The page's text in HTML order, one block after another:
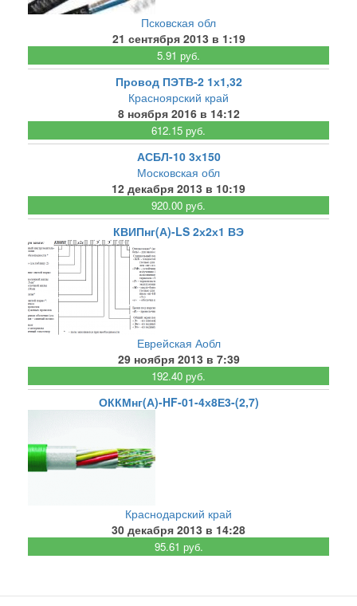
Псковская обл
21 сентября 2013 в 1:19
5.91 руб.
Провод ПЭТВ-2 1х1,32
Красноярский край
8 ноября 2016 в 14:12
612.15 руб.
АСБЛ-10 3х150
Московская обл
12 декабря 2013 в 10:19
920.00 руб.
КВИПнг(А)-LS 2х2х1 ВЭ
Еврейская Аобл
29 ноября 2013 в 7:39
192.40 руб.
ОККМнг(А)-HF-01-4х8Е3-(2,7)
Краснодарский край
30 декабря 2013 в 14:28
95.61 руб.